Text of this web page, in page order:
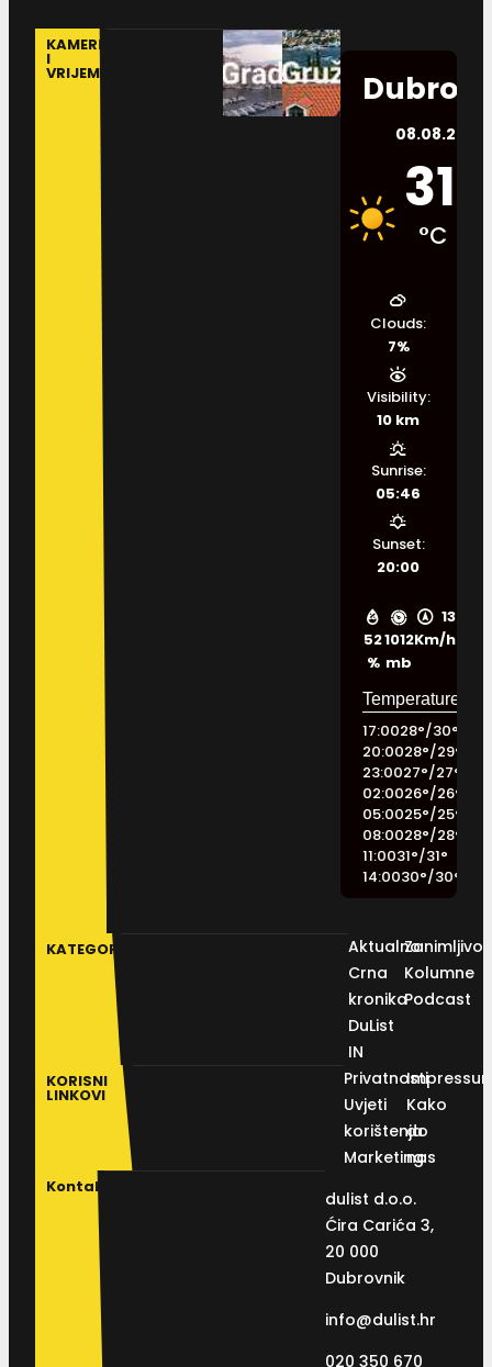
KAMERE
I
VRIJEME
08.08.2026.
31
°C
52
%
1012
mb
13
Km/h
Clouds:
7%
Visibility:
10 km
Sunrise:
05:46
Sunset:
20:00
17:0028°/30°
20:0028°/29°
23:0027°/27°
02:0026°/26°
05:0025°/25°
08:0028°/28°
11:0031°/31°
14:0030°/30°
KATEGORIJE
Aktualno
Crna
kronika
DuList
IN
Kolumne
Podcast
KORISNI
LINKOVI
Privatnosti
Uvjeti
korištenja
Marketing
Kako
do
nas
Kontakt
dulist d.o.o.
Ćira Carića 3,
20 000
Dubrovnik
info@dulist.hr
020 350 670